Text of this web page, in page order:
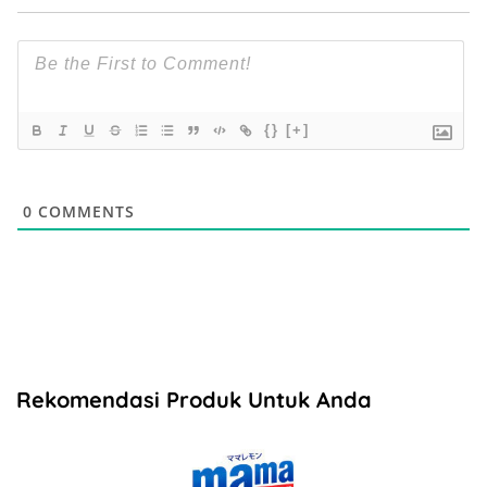
{} [+]
0 COMMENTS
Rekomendasi Produk Untuk Anda